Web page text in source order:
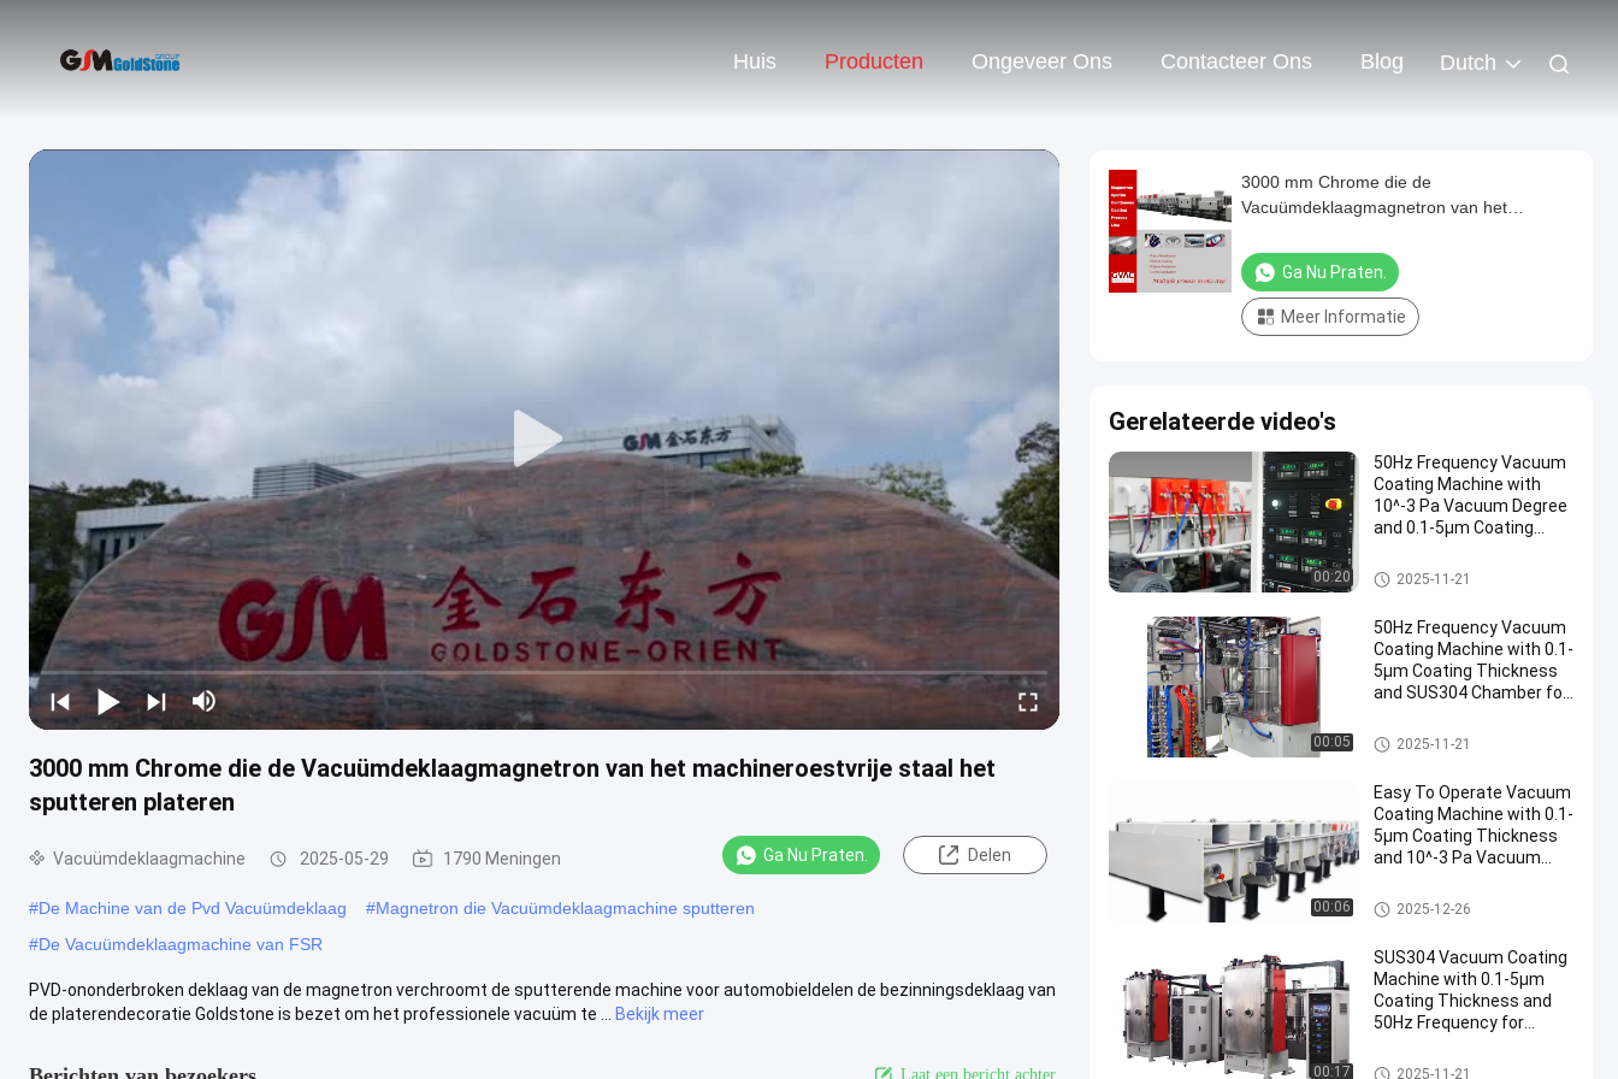
Huis Producten Ongeveer Ons Contacteer Ons Blog Dutch
3000 mm Chrome die de Vacuümdeklaagmagnetron van het machineroestvrije staal het
sputteren plateren
Vacuümdeklaagmachine 2025-05-29 1790 Meningen Ga Nu Praten. Delen
#De Machine van de Pvd Vacuümdeklaag #Magnetron die Vacuümdeklaagmachine sputteren
#De Vacuümdeklaagmachine van FSR
PVD-ononderbroken deklaag van de magnetron verchroomt de sputterende machine voor automobieldelen de bezinningsdeklaag van
de platerendecoratie Goldstone is bezet om het professionele vacuüm te ...
Bekijk meer
Laat een bericht achter.
3000 mm Chrome die de
Vacuümdeklaagmagnetron van het
plateren
Ga Nu Praten.
Meer Informatie
Gerelateerde video's
00:20
50Hz Frequency Vacuum
Coating Machine with
10^-3 Pa Vacuum Degree
and 0.1-5μm Coating
Vacuümdeklaagmachine
2025-11-21
00:05
50Hz Frequency Vacuum
Coating Machine with 0.1-
5μm Coating Thickness
and SUS304 Chamber for
Vacuümdeklaagmachine
2025-11-21
00:06
Easy To Operate Vacuum
Coating Machine with 0.1-
5μm Coating Thickness
and 10^-3 Pa Vacuum
Evaporation Coating
Vacuümdeklaagmachine
2025-12-26
00:17
SUS304 Vacuum Coating
Machine with 0.1-5μm
Coating Thickness and
50Hz Frequency for
Vacuümdeklaagmachine
2025-11-21